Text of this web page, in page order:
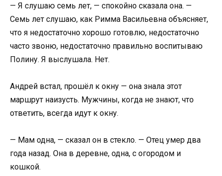
— Я слушаю семь лет, — спокойно сказала она. —
Семь лет слушаю, как Римма Васильевна объясняет,
что я недостаточно хорошо готовлю, недостаточно
часто звоню, недостаточно правильно воспитываю
Полину. Я выслушала. Нет.
Андрей встал, прошёл к окну — она знала этот
маршрут наизусть. Мужчины, когда не знают, что
ответить, всегда идут к окну.
— Мам одна, — сказал он в стекло. — Отец умер два
года назад. Она в деревне, одна, с огородом и
кошкой.